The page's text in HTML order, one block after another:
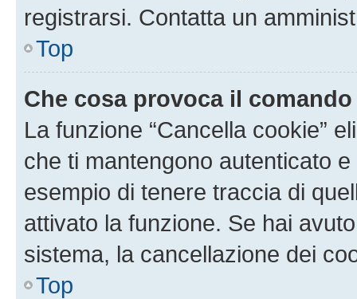
registrarsi. Contatta un
Top
Che cosa provoca il
La funzione “Cancella cookie”
che ti mantengono autenticato
esempio di tenere traccia di
attivato la funzione. Se hai
sistema, la cancellazione dei
Top